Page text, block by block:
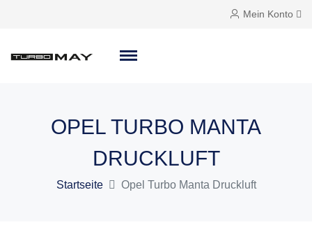
Mein Konto
OPEL TURBO MANTA
DRUCKLUFT
Startseite Opel Turbo Manta Druckluft